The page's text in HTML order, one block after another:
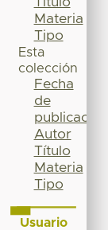
Materia
Tipo
Esta
colección
Fecha
de
publicación
Autor
Título
Materia
Tipo
Usuario